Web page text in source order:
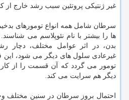
غیر ژنتیكی پروتئین سبب رشد خارج از
سرطان شامل همه انواع تومورهای
ها را بیشتر با نام نئوپلاسم می
بدن، در اثر عوامل مختلف، دچار
غیرعادی سلول های دیگر می شود، این
تومور می گردد كه آن قسمت را از
دیگر هم سرایت می كند.
احتمال بروز سرطان در سنین مختلف